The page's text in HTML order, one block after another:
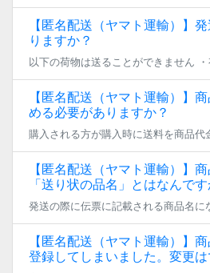
【匿名配送（ヤマト運輸）】
りますか？
【匿名配送（ヤマト運輸）】
める必要がありますか？
【匿名配送（ヤマト運輸）】
「送り状の品名」とはなんです
【匿名配送（ヤマト運輸）】
登録してしまいました。変更は